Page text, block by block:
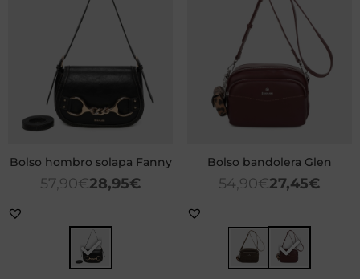
Bolso hombro solapa Fanny
57,90€28,95€
Bolso bandolera Glen
54,90€27,45€